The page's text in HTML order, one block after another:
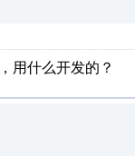
用什么开发的？